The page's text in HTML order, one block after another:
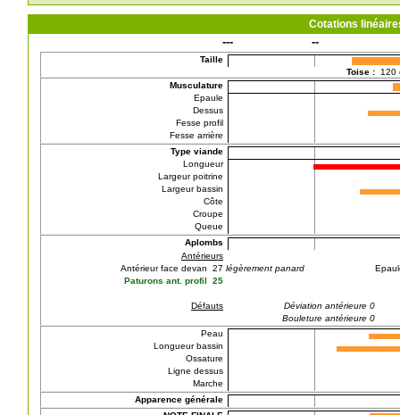
Cotations
--- --
Taille
Toise : 120
Musculature
Epaule
Dessus
Fesse profil
Fesse arrière
Type viande
Longueur
Largeur poitrine
Largeur bassin
Côte
Croupe
Queue
Aplombs
Antérieurs
Antérieur face devan 27
Paturons ant. profil 25
Défauts
légèrement panard
Déviation antérieure 0
Bouleture antérieure 0
Peau
Longueur bassin
Ossature
Ligne dessus
Marche
Apparence générale